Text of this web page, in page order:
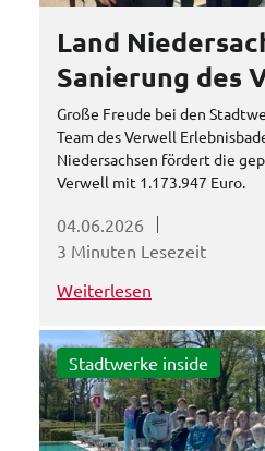
Land
Sanierung des
Große Freude bei den
Team des Verwell
Niedersachsen fördert die
Verwell mit 1.173.947 Euro.
04.06.2026
3 Minuten Lesezeit
Weiterlesen
Stadtwerke inside